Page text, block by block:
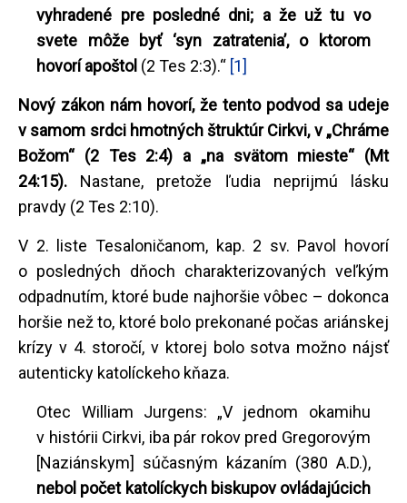
vyhradené pre posledné dni; a že už tu vo
svete môže byť ‘syn zatratenia’, o ktorom
hovorí apoštol (2 Tes 2:3).“ [1]
Nový zákon nám hovorí, že tento podvod sa udeje
v samom srdci hmotných štruktúr Cirkvi, v „Chráme
Božom“ (2 Tes 2:4) a „na svätom mieste“ (Mt
24:15). Nastane, pretože ľudia neprijmú lásku
pravdy (2 Tes 2:10).
V 2. liste Tesaloničanom, kap. 2 sv. Pavol hovorí
o posledných dňoch charakterizovaných veľkým
odpadnutím, ktoré bude najhoršie vôbec – dokonca
horšie než to, ktoré bolo prekonané počas ariánskej
krízy v 4. storočí, v ktorej bolo sotva možno nájsť
autenticky katolíckeho kňaza.
Otec William Jurgens: „V jednom okamihu
v histórii Cirkvi, iba pár rokov pred Gregorovým
[Naziánskym] súčasným kázaním (380 A.D.),
nebol počet katolíckych biskupov ovládajúcich